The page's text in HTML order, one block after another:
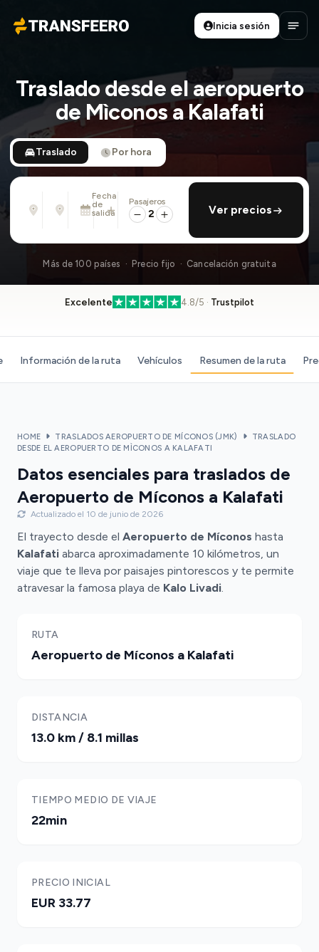
Transfeero
Inicia sesión
Abrir
Traslado desde el aeropuerto
de Mìconos a Kalafati
Traslado Por hora
Desde
Dirección, aeropuerto, hotel, ...
Hasta
Dirección, aeropuerto, hotel, ...
Fecha
de
salida
Dom., 9 Ago. · 01:45 PM
añadir regreso
Pasajeros
2 Ver precios
Más de 100 países · Precio fijo · Cancelación gratuita
Excelente 4.8/5 · Trustpilot
Información de la ruta Vehículos Resumen de la ruta
HOME TRASLADOS AEROPUERTO DE MÍCONOS (JMK)
TRASLADO
DESDE EL AEROPUERTO DE MÌCONOS A KALAFATI
Datos esenciales para traslados de
Aeropuerto de Míconos a Kalafati
Actualizado el 10 de junio de 2026
El trayecto desde el Aeropuerto de Míconos hasta
Kalafati abarca aproximadamente 10 kilómetros, un
viaje que te lleva por paisajes pintorescos y te permite
atravesar la famosa playa de Kalo Livadi.
RUTA
Aeropuerto de Míconos a Kalafati
DISTANCIA
13.0 km / 8.1 millas
TIEMPO MEDIO DE VIAJE
22min
PRECIO INICIAL
EUR 33.77